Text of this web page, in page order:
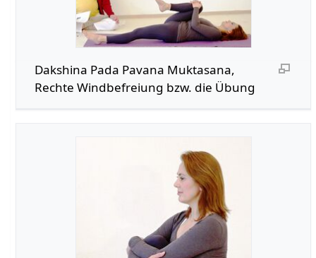
Dakshina Pada Pavana Muktasana,
Rechte Windbefreiung bzw. die Übung